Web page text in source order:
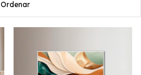
Ordenar